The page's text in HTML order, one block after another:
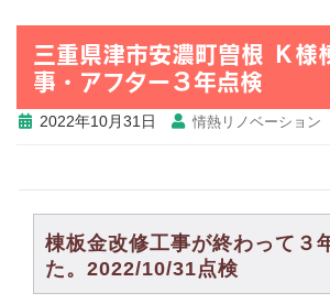
三重県津市安濃町曽根 Ｋ様
事・アフター３年点検
2022年10月31日 情熱リノベーション
棟板金改修工事が終わって３
た。2022/10/31点検